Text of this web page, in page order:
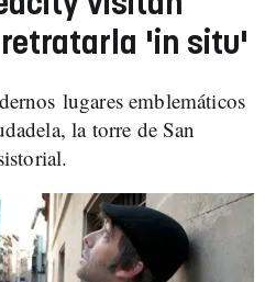
retratarla 'in situ'
lugares emblemáticos
la torre de San